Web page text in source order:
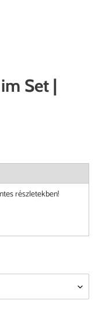
Set |
részletekben!